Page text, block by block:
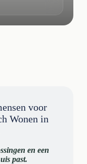
voor
Wonen in
en een
past.